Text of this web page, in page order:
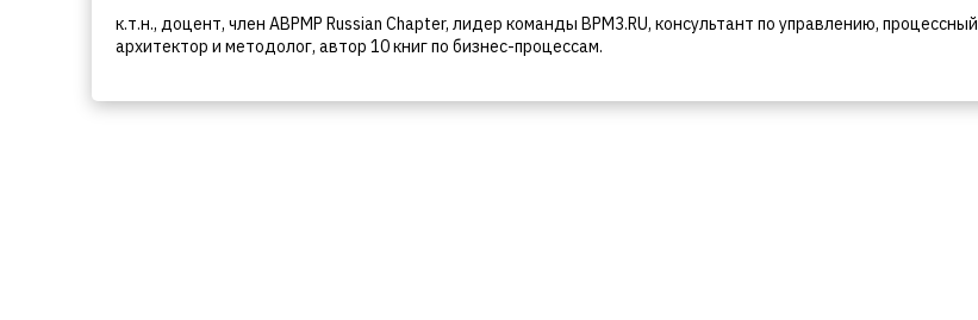
к.т.н., доцент, член ABPMP Russian Chapter, лидер команды BPM3.RU, консультант по управлению, процессный
архитектор и методолог, автор 10 книг по бизнес-процессам.